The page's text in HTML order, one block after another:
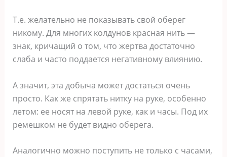
Т.е. желательно не показывать свой оберег
никому. Для многих колдунов красная нить —
знак, кричащий о том, что жертва достаточно
слаба и часто поддается негативному влиянию.
А значит, эта добыча может достаться очень
просто. Как же спрятать нитку на руке, особенно
летом: ее носят на левой руке, как и часы. Под их
ремешком не будет видно оберега.
Аналогично можно поступить не только с часами,